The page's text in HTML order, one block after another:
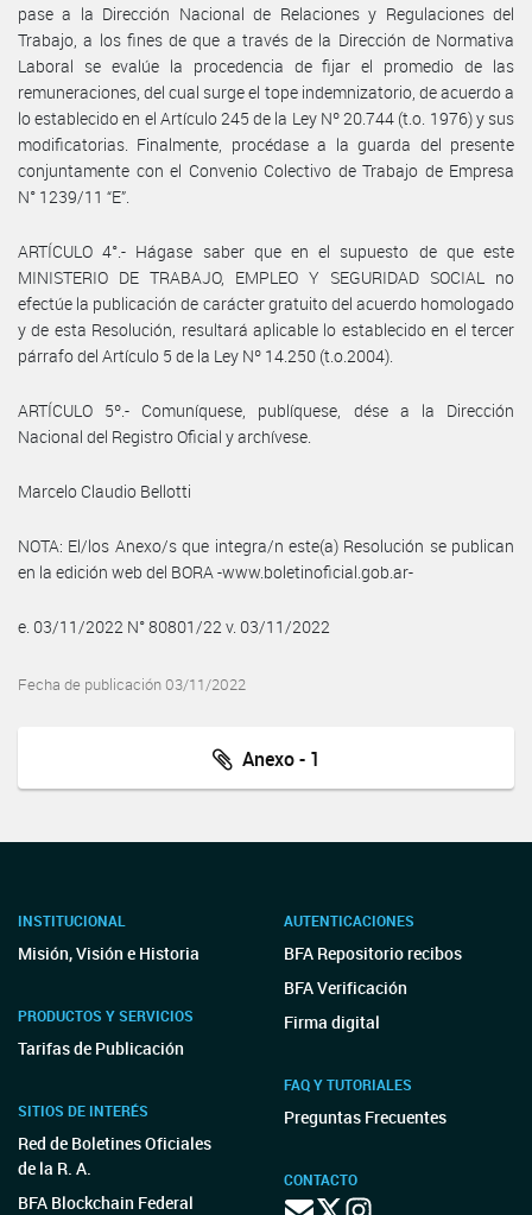
pase a la Dirección Nacional de Relaciones y Regulaciones del
Trabajo, a los fines de que a través de la Dirección de Normativa
Laboral se evalúe la procedencia de fijar el promedio de las
remuneraciones, del cual surge el tope indemnizatorio, de acuerdo a
lo establecido en el Artículo 245 de la Ley Nº 20.744 (t.o. 1976) y sus
modificatorias. Finalmente, procédase a la guarda del presente
conjuntamente con el Convenio Colectivo de Trabajo de Empresa
N° 1239/11 “E”.
ARTÍCULO 4°.- Hágase saber que en el supuesto de que este
MINISTERIO DE TRABAJO, EMPLEO Y SEGURIDAD SOCIAL no
efectúe la publicación de carácter gratuito del acuerdo homologado
y de esta Resolución, resultará aplicable lo establecido en el tercer
párrafo del Artículo 5 de la Ley Nº 14.250 (t.o.2004).
ARTÍCULO 5º.- Comuníquese, publíquese, dése a la Dirección
Nacional del Registro Oficial y archívese.
Marcelo Claudio Bellotti
NOTA: El/los Anexo/s que integra/n este(a) Resolución se publican
en la edición web del BORA -www.boletinoficial.gob.ar-
e. 03/11/2022 N° 80801/22 v. 03/11/2022
Fecha de publicación 03/11/2022
Anexo - 1
INSTITUCIONAL
Misión, Visión e Historia
PRODUCTOS Y SERVICIOS
Tarifas de Publicación
SITIOS DE INTERÉS
Red de Boletines Oficiales
de la R. A.
BFA Blockchain Federal
AUTENTICACIONES
BFA Repositorio recibos
BFA Verificación
Firma digital
FAQ Y TUTORIALES
Preguntas Frecuentes
CONTACTO